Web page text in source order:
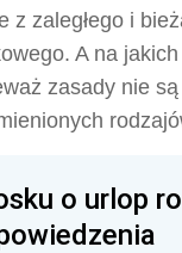
z zaległego i
A na
zasady nie
o urlop